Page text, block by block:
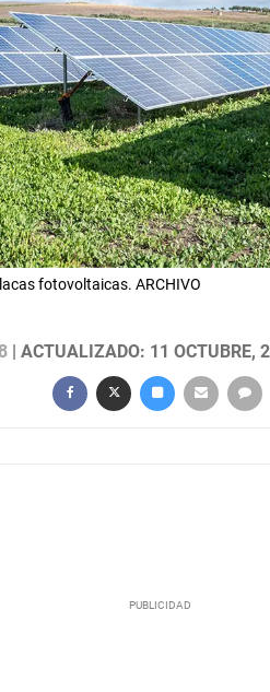
fotovoltaicas. ARCHIVO
| ACTUALIZADO: 11 OCTUBRE,